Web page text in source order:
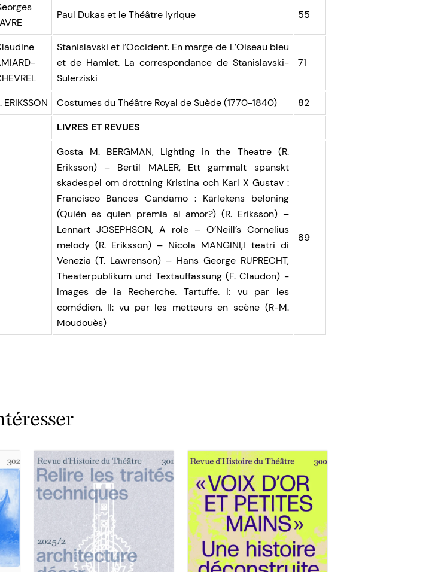
Paul Dukas et le Théâtre lyrique 55
Stanislavski et l’Occident. En marge de L’Oiseau bleu
et de Hamlet. La correspondance de Stanislavski-
Sulerziski
71
ERIKSSON Costumes du Théâtre Royal de Suède (1770-1840)
82
LIVRES ET REVUES
Gosta M. BERGMAN, Lighting in the Theatre (R.
Eriksson) – Bertil MALER, Ett gammalt spanskt
skadespel om drottning Kristina och Karl X Gustav :
Francisco Bances Candamo : Kärlekens belöning
(Quién es quien premia al amor?) (R. Eriksson) –
Lennart JOSEPHSON, A role – O’Neill’s Cornelius
melody (R. Eriksson) – Nicola MANGINI,I teatri di
Venezia (T. Lawrenson) – Hans George RUPRECHT,
Theaterpublikum und Textauffassung (F. Claudon) -
Images de la Recherche. Tartuffe. I: vu par les
comédien. II: vu par les metteurs en scène (R-M.
Moudouès)
89